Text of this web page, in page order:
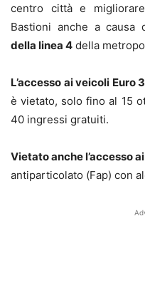
centro città e
Bastioni anche a causa
della linea 4 della
L’accesso ai veicoli Euro
è vietato, solo fino al 15
40 ingressi gratuiti.
Vietato anche l’accesso
antiparticolato (Fap) con